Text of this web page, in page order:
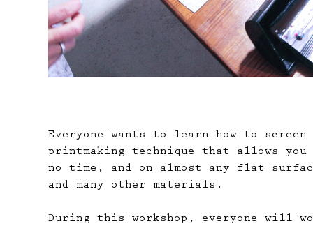
Everyone wants to learn how to
printmaking technique that allows
no time, and on almost any flat
and many other materials.
During this workshop, everyone will